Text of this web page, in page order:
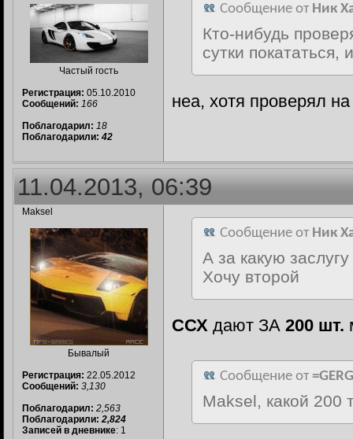
Частый гость
Регистрация: 05.10.2010
Сообщений: 166
Поблагодарил: 18
Поблагодарили: 42
Сообщение от Ник
Кто-нибудь
сутки покататься,
неа, хотя проверял
11.04.2013, 06:39
Maksel
Бывалый
Регистрация: 22.05.2012
Сообщений: 3,130
Поблагодарил: 2,563
Поблагодарили: 2,824
Записей в дневнике: 1
Сообщение от Ник
А за какую
Хочу второй
ССХ дают ЗА 200 шт.
Сообщение от
Maksel, какой 200